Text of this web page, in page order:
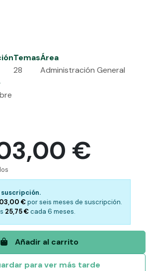
Temas
28
Área
Administración General
€
€porseis meses de suscripción.
25,75 €cada 6 meses.
Añadir al carrito